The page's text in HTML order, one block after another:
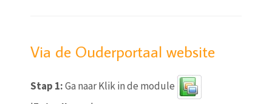
Via de Ouderportaal website
Stap 1:Ga naar Klik in de module